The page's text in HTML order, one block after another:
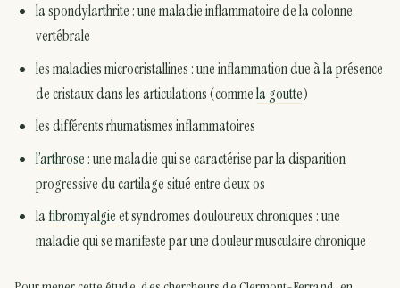
la spondylarthrite : une maladie inflammatoire de la colonne
vertébrale
les maladies microcristallines : une inflammation due à la présence
de cristaux dans les articulations (commela goutte)
les différents rhumatismes inflammatoires
l’arthrose: une maladie qui se caractérise par la disparition
progressive du cartilage situé entre deux os
lafibromyalgieet syndromes douloureux chroniques : une
maladie qui se manifeste par une douleur musculaire chronique